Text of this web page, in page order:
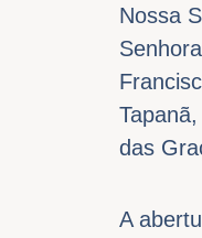
Nossa
das
A